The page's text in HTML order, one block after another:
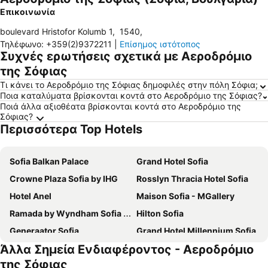
Επικοινωνία
boulevard Hristofor Kolumb 1, 1540,
Τηλέφωνο: +359(2)9372211 Επίσημος ιστότοπος
Συχνές ερωτήσεις σχετικά με Αεροδρόμιο
της Σόφιας
Τι κάνει το Αεροδρόμιο της Σόφιας δημοφιλές στην πόλη Σόφια;
Ποια καταλύματα βρίσκονται κοντά στο Αεροδρόμιο της Σόφιας?
Ποιά άλλα αξιοθέατα βρίσκονται κοντά στο Αεροδρόμιο της
Σόφιας?
Περισσότερα Top Hotels
Sofia Balkan Palace
Grand Hotel Sofia
Crowne Plaza Sofia by IHG
Rosslyn Thracia Hotel Sofia
Hotel Anel
Maison Sofia - MGallery
Ramada by Wyndham Sofia City Center
Hilton Sofia
Generaator Sofia
Grand Hotel Millennium Sofia
Central Hotel Sofia
Hotel Geneva
Best Western Plus Bristol
Άλλα Σημεία Ενδιαφέροντος - Αεροδρόμιο
της Σόφιας